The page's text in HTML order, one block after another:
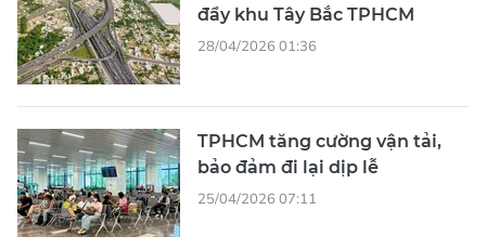
đẩy khu Tây Bắc TPHCM
28/04/2026 01:36
TPHCM tăng cường vận tải,
bảo đảm đi lại dịp lễ
25/04/2026 07:11